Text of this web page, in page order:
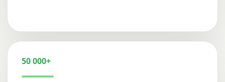
50 000+